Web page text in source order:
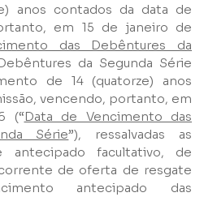
anos contados da data de
em 15 de janeiro de
das Debêntures da
da Segunda Série
de 14 (quatorze) anos
vencendo, portanto, em
(“Data de Vencimento das
Série”), ressalvadas as
antecipado facultativo, de
de oferta de resgate
antecipado das